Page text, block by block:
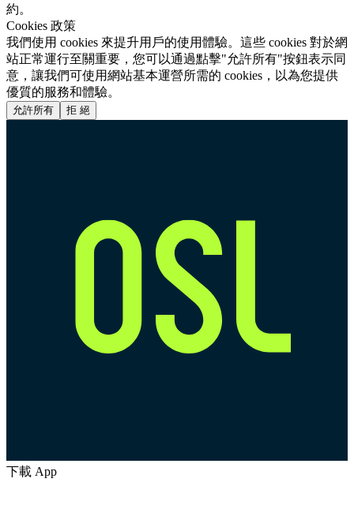
約。
Cookies 政策
我們使用 cookies 來提升用戶的使用體驗。這些 cookies 對於網
站正常運行至關重要，您可以通過點擊"允許所有"按鈕表示同
意，讓我們可使用網站基本運營所需的 cookies，以為您提供
優質的服務和體驗。
允許所有 拒 絕
下載 App